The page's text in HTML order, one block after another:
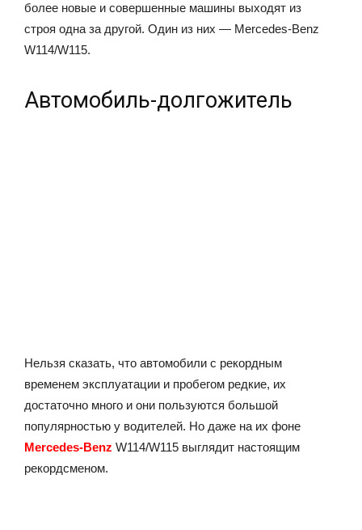
более новые и совершенные машины выходят из
строя одна за другой. Один из них — Mercedes-Benz
W114/W115.
Автомобиль-долгожитель
Нельзя сказать, что автомобили с рекордным
временем эксплуатации и пробегом редкие, их
достаточно много и они пользуются большой
популярностью у водителей. Но даже на их фоне
Mercedes-Benz W114/W115 выглядит настоящим
рекордсменом.